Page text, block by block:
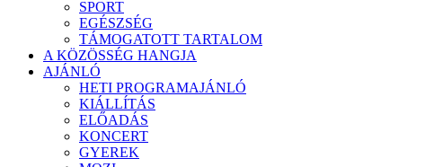
SPORT
EGÉSZSÉG
TÁMOGATOTT TARTALOM
A KÖZÖSSÉG HANGJA
AJÁNLÓ
HETI PROGRAMAJÁNLÓ
KIÁLLÍTÁS
ELŐADÁS
KONCERT
GYEREK